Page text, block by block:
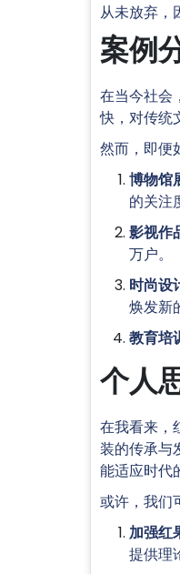
从未放弃，
案例
在当今社会
快，对传统
然而，即便
博物馆
的关注
影视作
万户。
时尚设
焕发新
教育培
个人
在我看来，
装的传承与
能适应时代
或许，我们
加强红
提供理